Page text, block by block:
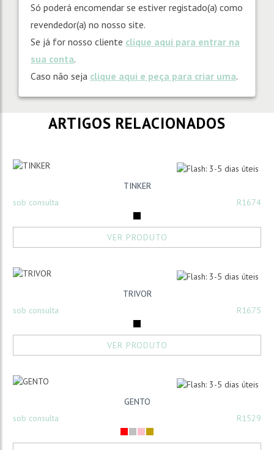
Só poderá encomendar se estiver registado(a) como
revendedor(a) no nosso site.
Se já for nosso cliente clique aqui para entrar na
sua conta.
Caso não seja clique aqui e peça para criar uma.
ARTIGOS RELACIONADOS
TINKER
sob consulta
R1674
VER PRODUTO
TRIVOR
sob consulta
R1675
VER PRODUTO
GENTO
sob consulta
R1529